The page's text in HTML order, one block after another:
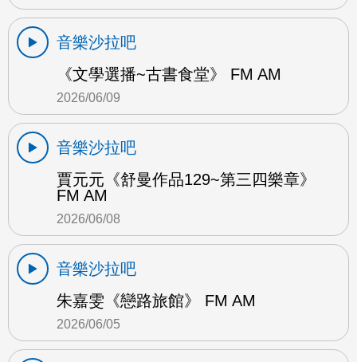
音樂沙拉吧
《文學選播~古書食堂》 FM AM
2026/06/09
音樂沙拉吧
賈元元《舒曼作品129~第三四樂章》
FM AM
2026/06/08
音樂沙拉吧
朱嘉雯《戀路旅館》 FM AM
2026/06/05